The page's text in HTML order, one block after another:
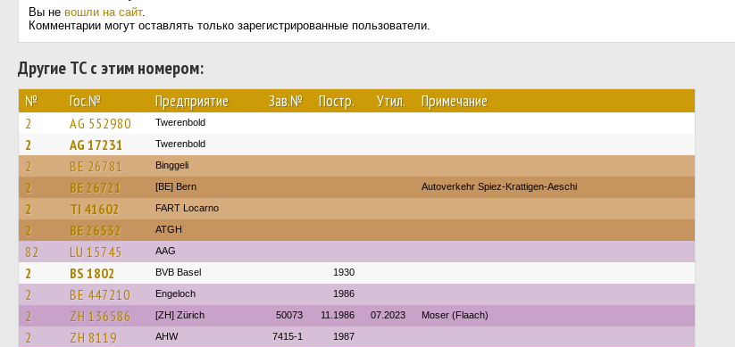
Вы не вошли на сайт.
Комментарии могут оставлять только зарегистрированные пользователи.
Другие ТС с этим номером:
№ Гос.№ Предприятие Зав.№ Постр. Утил. Примечание
2 AG 552980 Twerenbold
2 AG 17231 Twerenbold
2 BE 26781 Binggeli
2 BE 26721 [BE] Bern Autoverkehr Spiez-Krattigen-Aeschi
2 TI 41602 FART Locarno
2 BE 26532 ATGH
82 LU 15745 AAG
2 BS 1802 BVB Basel 1930
2 BE 447210 Engeloch 1986
2 ZH 136586 [ZH] Zürich 50073 11.1986 07.2023 Moser (Flaach)
2 ZH 8119 AHW 7415-1 1987